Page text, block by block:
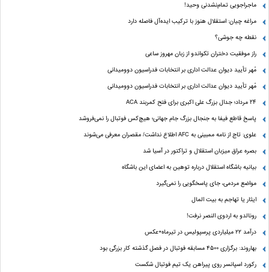
ماجراجویی تمام‌نشدنی وحید!
مراغه چیان: استقلال هنوز با ترکیب ایده‌آل فاصله دارد
نقطه چه جوشی؟
راز موفقیت دختران تکواندو از زبان مهروز ساعی
مُهر تأیید دیوان عدالت اداری بر انتخابات فدراسیون دوومیدانی
مُهر تأیید دیوان عدالت اداری بر انتخابات فدراسیون دوومیدانی
24 مرداد؛ جدال بزرگ علی‌ اکبری برای فتح کمربند ACA
پاسخ قاطع فیفا به جنجال بزرگ جام جهانی؛ هیچ‌کس فوتبال را نمی‌فروشد
علوی: تاج از نامه ممبینی به AFC اطلاع نداشت/ مقصران معرفی می‌شوند
بصره عراق میزبان استقلال و تراکتور در آسیا شد
بیانیه باشگاه استقلال درباره توهین به اعضای این باشگاه
مواضع مردمی، جای پاسخگویی را نمی‌گیرد
ایثار یا تهاجم به بیت المال
رونالدو به اردوی النصر نرفت!
درآمد ۲۲ میلیاردی پرسپولیس در تیرماه+عکس
بهاروند: برگزاری ۴۵۰۰ مسابقه فوتبال در فصل گذشته کار بزرگی بود
رکورد اسپانسر روی پیراهن یک تیم فوتبال شکست